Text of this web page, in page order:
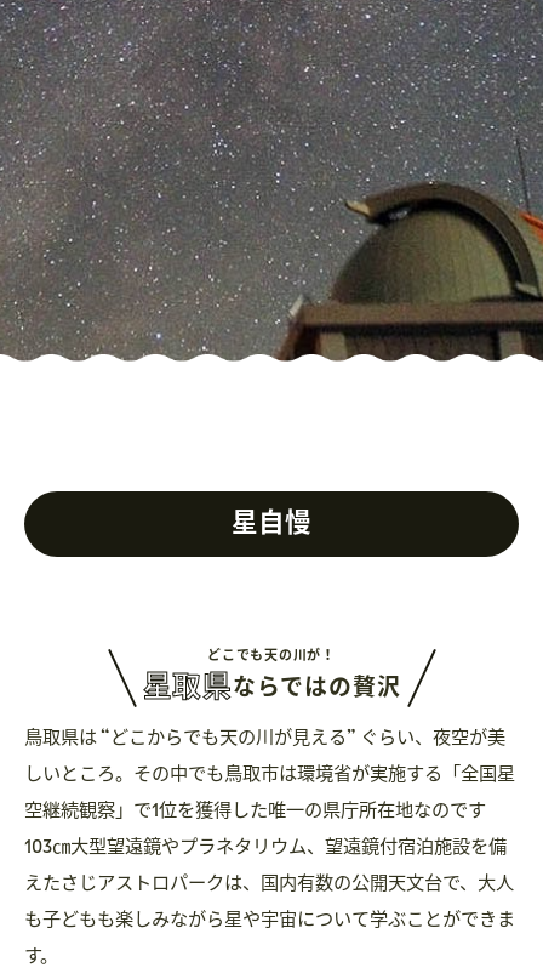
星自慢
どこでも天の川が！
星取県ならではの贅沢
鳥取県は “どこからでも天の川が見える” ぐらい、夜空が美
しいところ。その中でも鳥取市は環境省が実施する「全国星
空継続観察」で1位を獲得した唯一の県庁所在地なのです
103㎝大型望遠鏡やプラネタリウム、望遠鏡付宿泊施設を備
えたさじアストロパークは、国内有数の公開天文台で、大人
も子どもも楽しみながら星や宇宙について学ぶことができま
す。